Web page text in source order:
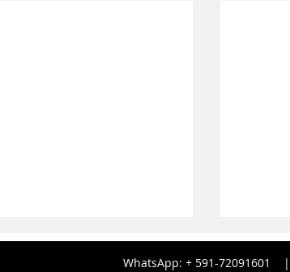
WhatsApp: + 591-72091601 |